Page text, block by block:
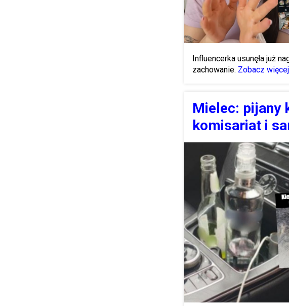
Influencerka usunęła już
zachowanie. Zobacz
Mielec: pijany
komisariat i